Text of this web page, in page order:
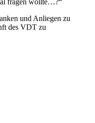
fragen wollte…?“
und Anliegen zu
des VDT zu